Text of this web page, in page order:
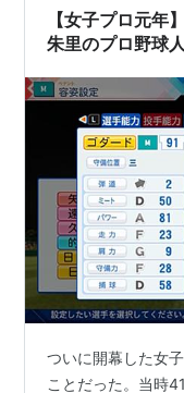
【女子プロ元年
朱里のプロ野球
ついに開幕した女
ことだった。当時